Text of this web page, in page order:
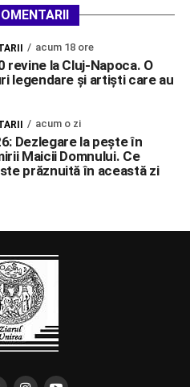
acum 18 ore
revine la Cluj-Napoca. O
legendare și artiști care au
acum o zi
Dezlegare la pește în
Maicii Domnului. Ce
prăznuită în această zi